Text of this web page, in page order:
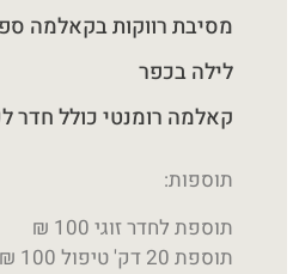
מסיבת רווקות בקאלמה
לילה בכפר
קאלמה רומנטי כולל חדר
תוספות:
תוספת לחדר זוגי 100 ₪
תוספת 20 דק' טיפול 100 ₪